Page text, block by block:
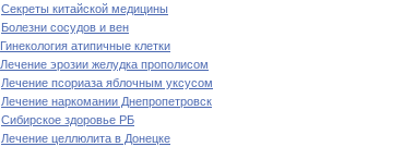
Секреты китайской медицины
Болезни сосудов и вен
Гинекология атипичные клетки
Лечение эрозии желудка прополисом
Лечение псориаза яблочным уксусом
Лечение наркомании Днепропетровск
Сибирское здоровье РБ
Лечение целлюлита в Донецке